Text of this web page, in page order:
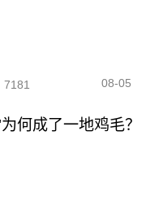
7181 08-05
何成了一地鸡毛？